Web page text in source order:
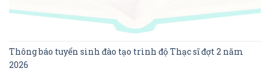
Thông báo tuyển sinh đào tạo trình độ Thạc sĩ đợt 2 năm
2026